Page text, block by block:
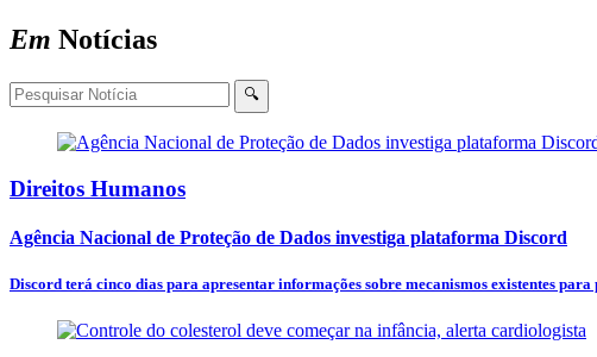
Em Notícias
🔍
Direitos Humanos
Agência Nacional de Proteção de Dados investiga plataforma Discord
Discord terá cinco dias para apresentar informações sobre mecanismos existentes